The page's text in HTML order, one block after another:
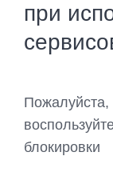
при
Пожалуйста,
блокировки